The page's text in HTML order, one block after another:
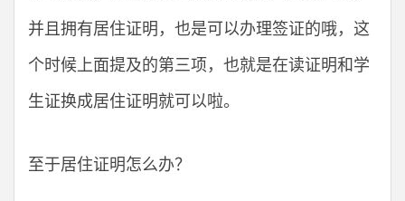
并且拥有居住证明，也是可以办理签证的哦，这
个时候上面提及的第三项，也就是在读证明和学
生证换成居住证明就可以啦。
至于居住证明怎么办？